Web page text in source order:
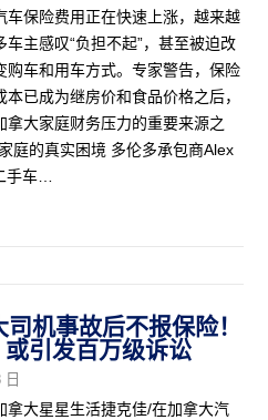
车保险费用正在快速上涨，越来越
车主感叹“负担不起”，甚至被迫改
购车和用车方式。专家警告，保险
本已成为继房价和食品价格之后，
拿大家庭财务压力的重要来源之
庭的真实困境 多伦多承包商Alex
手车…
机事故后不报保险！
引发百万级诉讼
日
拿大星星生活捷克佳/在加拿大汽